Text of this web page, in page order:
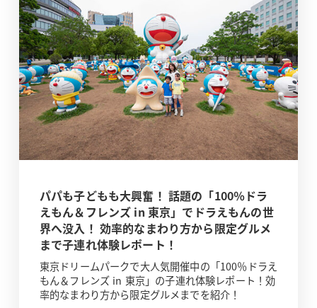
パパも子どもも大興奮！ 話題の「100％ドラ
えもん＆フレンズ in 東京」でドラえもんの世
界へ没入！ 効率的なまわり方から限定グルメ
まで子連れ体験レポート！
東京ドリームパークで大人気開催中の「100％ドラえ
もん＆フレンズ in 東京」の子連れ体験レポート！効
率的なまわり方から限定グルメまでを紹介！